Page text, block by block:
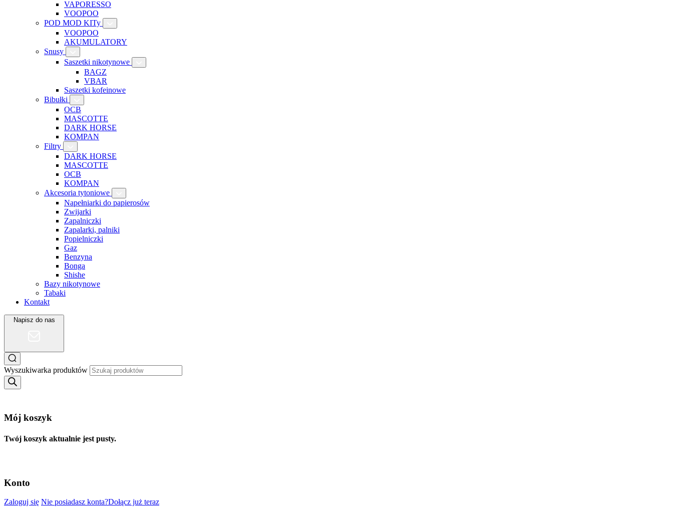
VAPORESSO
VOOPOO
POD MOD KITy
VOOPOO
AKUMULATORY
Snusy
Saszetki nikotynowe
BAGZ
VBAR
Saszetki kofeinowe
Bibułki
OCB
MASCOTTE
DARK HORSE
KOMPAN
Filtry
DARK HORSE
MASCOTTE
OCB
KOMPAN
Akcesoria tytoniowe
Napełniarki do papierosów
Zwijarki
Zapalniczki
Zapalarki, palniki
Popielniczki
Gaz
Benzyna
Bonga
Shishe
Bazy nikotynowe
Tabaki
Kontakt
Napisz do nas
Wyszukiwarka produktów
Mój koszyk
Twój koszyk aktualnie jest pusty.
Konto
Zaloguj się Nie posiadasz konta?Dołącz już teraz